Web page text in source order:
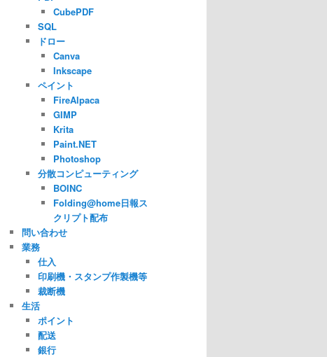
CubePDF
SQL
ドロー
Canva
Inkscape
ペイント
FireAlpaca
GIMP
Krita
Paint.NET
Photoshop
分散コンピューティング
BOINC
Folding@home日報ス
クリプト配布
問い合わせ
業務
仕入
印刷機・スタンプ作製機等
裁断機
生活
ポイント
配送
銀行